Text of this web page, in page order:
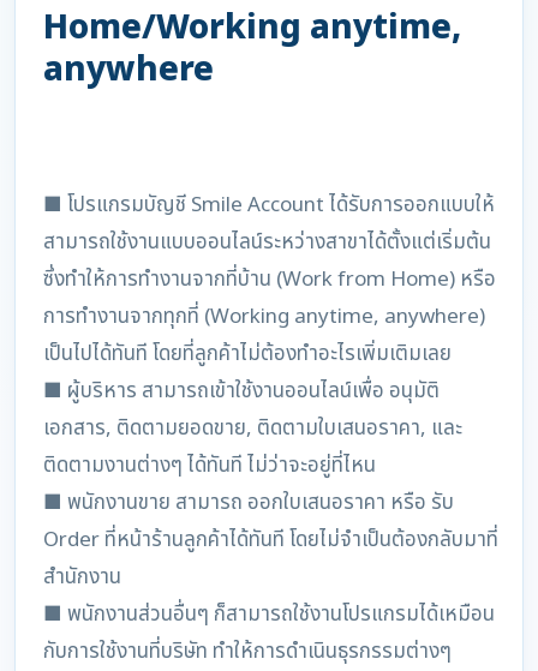
Home/Working anytime,
anywhere
■ โปรแกรมบัญชี Smile Account ได้รับการออกแบบให้
สามารถใช้งานแบบออนไลน์ระหว่างสาขาได้ตั้งแต่เริ่มต้น
ซึ่งทำให้การทำงานจากที่บ้าน (Work from Home) หรือ
การทำงานจากทุกที่ (Working anytime, anywhere)
เป็นไปได้ทันที โดยที่ลูกค้าไม่ต้องทำอะไรเพิ่มเติมเลย
■ ผู้บริหาร สามารถเข้าใช้งานออนไลน์เพื่อ อนุมัติ
เอกสาร, ติดตามยอดขาย, ติดตามใบเสนอราคา, และ
ติดตามงานต่างๆ ได้ทันที ไม่ว่าจะอยู่ที่ไหน
■ พนักงานขาย สามารถ ออกใบเสนอราคา หรือ รับ
Order ที่หน้าร้านลูกค้าได้ทันที โดยไม่จำเป็นต้องกลับมาที่
สำนักงาน
■ พนักงานส่วนอื่นๆ ก็สามารถใช้งานโปรแกรมได้เหมือน
กับการใช้งานที่บริษัท ทำให้การดำเนินธุรกรรมต่างๆ